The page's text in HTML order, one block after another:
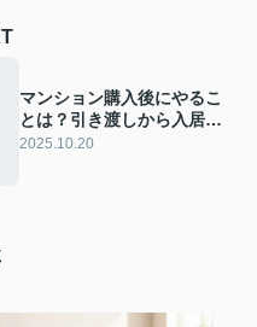
マンション購入後にやるこ
とは？引き渡しから入居後
の手続きについても解説
2025.10.20